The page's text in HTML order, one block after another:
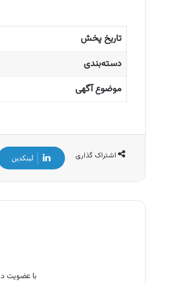
تاریخ پخش
دسته‌بندی
موضوع آگهی
اشتراک گذاری لینکدین
با عضویت